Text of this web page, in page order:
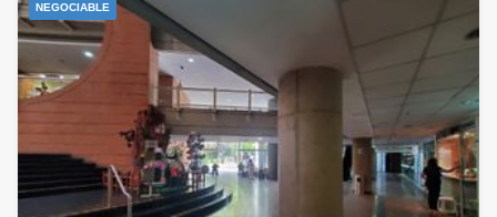
NEGOCIABLE